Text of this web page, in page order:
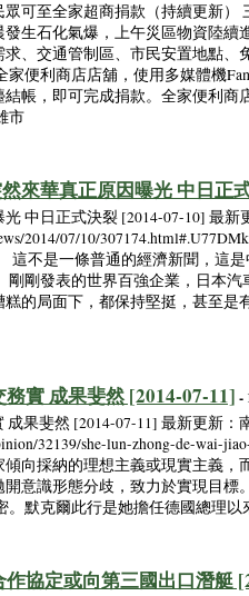
可至全家超商捐款（持續更新）
生石化氣爆，上午災區物資陸
、交通管制區、市民安置地點
家便利商店店舖，使用多媒體機
帳，即可完成捐款。全家便利
市
來華真正原因曝光 中日正
中日正式決裂 [2014-07-10] 最新
2014/07/10/
是一條普通的經濟新聞，這是
剛剛發表的世界百強企業，日本
糕的局面下，都保持堅挺，甚至
實 成果斐然 [2014-07-11] -
果斐然 [2014-07-11] 最新更新：
32139/she-lun-zhong-de-wai-
向採納的理想主義或現實主義
意識形態分歧，致力於實現目
默克爾此行是她擔任德國總理
協定或向第三國出口潛艇